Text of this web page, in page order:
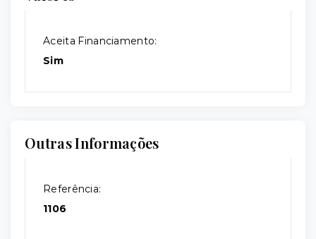
Aceita Financiamento:
Sim
Outras Informações
Referência:
1106